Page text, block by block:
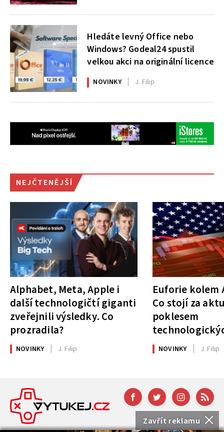
Zavřít reklamu
Hledáte levný Office nebo
Windows? Godeal24 spustil
velkou akci na originální licence
NOVINKY J. Filip
NEJČTENĚJŠÍ
Alphabet, Meta, Apple i
další technologičtí giganti
zveřejnili výsledky. Co
prozradila?
NOVINKY J. Filip
Euforie kolem
Co stojí za
poklesem
NOVINKY J. Filip